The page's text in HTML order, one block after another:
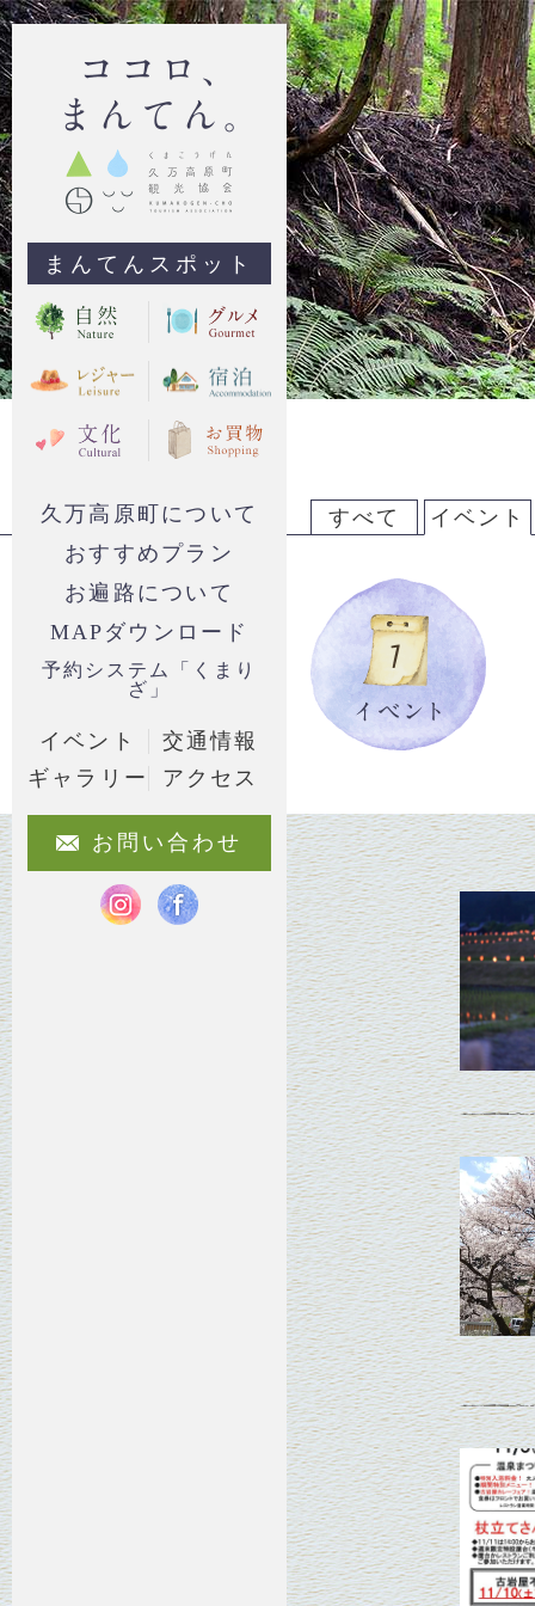
まんてんスポット
久万高原町について
おすすめプラン
お遍路について
MAPダウンロード
予約システム「くまり
ざ」
イベント
交通情報
ギャラリー
アクセス
お問い合わせ
すべて イベント